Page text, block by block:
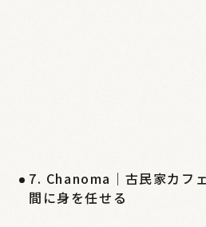
7. Chanoma｜古民家カフ
間に身を任せる